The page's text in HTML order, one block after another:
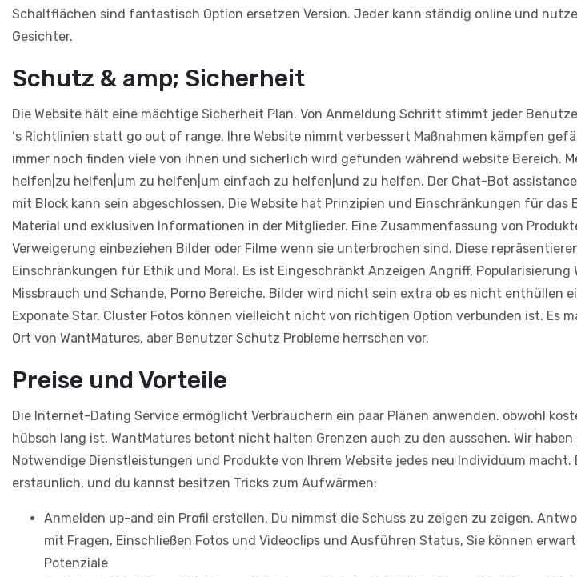
Schaltflächen sind fantastisch Option ersetzen Version. Jeder kann ständig online und
Gesichter.
Schutz & amp; Sicherheit
Die Website hält eine mächtige Sicherheit Plan. Von Anmeldung Schritt stimmt jeder
‘s Richtlinien statt go out of range. Ihre Website nimmt verbessert Maßnahmen kämpfen
immer noch finden viele von ihnen und sicherlich wird gefunden während website Bereich.
helfen|zu helfen|um zu helfen|um einfach zu helfen|und zu helfen. Der Chat-Bot
mit Block kann sein abgeschlossen. Die Website hat Prinzipien und Einschränkungen für das
Material und exklusiven Informationen in der Mitglieder. Eine Zusammenfassung von
Verweigerung einbeziehen Bilder oder Filme wenn sie unterbrochen sind. Diese
Einschränkungen für Ethik und Moral. Es ist Eingeschränkt Anzeigen Angriff, Popularisierung
Missbrauch und Schande, Porno Bereiche. Bilder wird nicht sein extra ob es nicht enthüllen
Exponate Star. Cluster Fotos können vielleicht nicht von richtigen Option verbunden ist. Es
Ort von WantMatures, aber Benutzer Schutz Probleme herrschen vor.
Preise und Vorteile
Die Internet-Dating Service ermöglicht Verbrauchern ein paar Plänen anwenden. obwohl
hübsch lang ist, WantMatures betont nicht halten Grenzen auch zu den aussehen. Wir
Notwendige Dienstleistungen und Produkte von Ihrem Website jedes neu Individuum macht.
erstaunlich, und du kannst besitzen Tricks zum Aufwärmen:
Anmelden up-and ein Profil erstellen. Du nimmst die Schuss zu zeigen zu zeigen.
mit Fragen, Einschließen Fotos und Videoclips und Ausführen Status, Sie können
Potenziale